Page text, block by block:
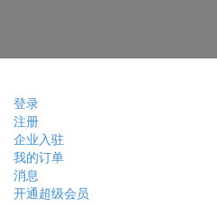
登录
注册
企业入驻
我的订单
消息
开通超级会员